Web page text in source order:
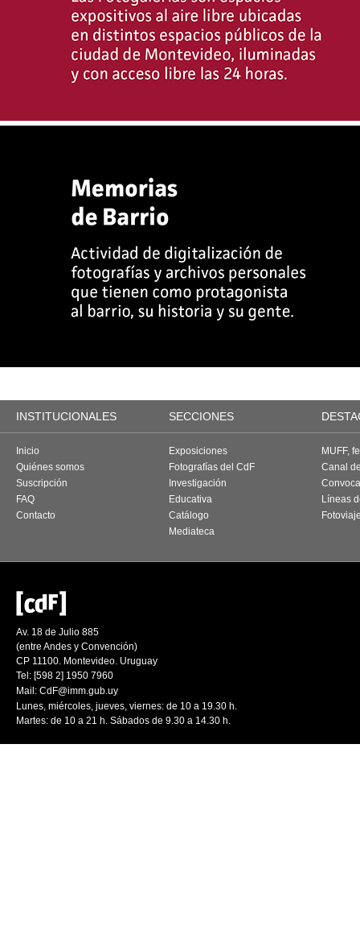
INSTITUCIONALES SECCIONES
Inicio
Quiénes somos
Suscripción
FAQ
Contacto
Exposiciones
Fotografías del CdF
Investigación
Educativa
Catálogo
Mediateca
MUFF,
Canal
Líneas
Av. 18 de Julio 885
(entre Andes y Convención)
CP 11100. Montevideo. Uruguay
Tel: [598 2] 1950 7960
Mail: CdF@imm.gub.uy
Lunes, miércoles, jueves, viernes: de 10 a 19.30 h.
Martes: de 10 a 21 h. Sábados de 9.30 a 14.30 h.